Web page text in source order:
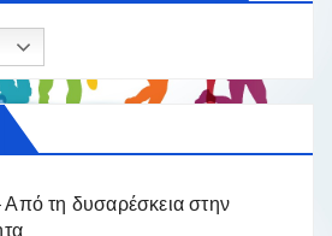
τη δυσαρέσκεια στην